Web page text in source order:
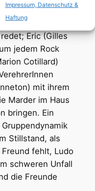
Impressum, Datenschutz &
Haftung
ihn verliebt ist;
und
Eric (Gilles
jedem Rock
Cotillard)
mit ihrem
Marder im Haus
bringen. Ein
Stillstand, als
fehlt, Ludo
schweren Unfall
die Freunde